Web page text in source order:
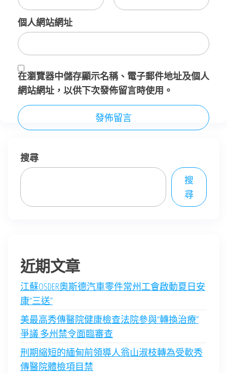
個人網站網址
在瀏覽器中儲存顯示名稱、電子郵件地址及個人
網站網址，以供下次發佈留言時使用。
搜尋
搜
尋
近期文章
江蘇OSDER奧斯德汽車零件常州工會啟動夏日安
康“三送”
美最高秀傳醫院健康檢查法院參與“轉換治療”
爭議 多州禁令面臨審查
刑期縮短的緬甸前領導人翁山淑枝轉為受軟秀
傳醫院體檢項目禁